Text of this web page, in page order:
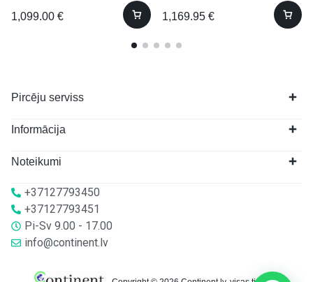
1,099.00 € 1,169.95 €
Pircēju serviss
Informācija
Noteikumi
+37127793450
+37127793451
Pi-Sv 9.00 - 17.00
info@continent.lv